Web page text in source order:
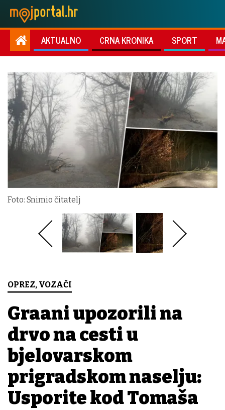
AKTUALNO CRNA KRONIKA SPORT
Foto: Snimio čitatelj
OPREZ, VOZAČI
Građani upozorili na
drvo na cesti u
bjelovarskom
prigradskom naselju:
Usporite kod Tomaša